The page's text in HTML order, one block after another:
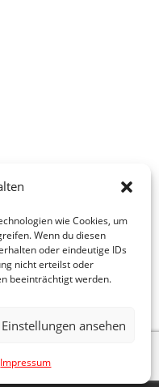
wie Cookies, um
Wenn du diesen
oder eindeutige IDs
nicht erteilst oder
beeinträchtigt werden.
Einstellungen ansehen
Impressum